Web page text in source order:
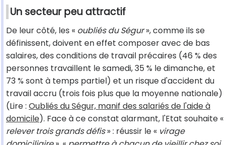
Un secteur peu attractif
De leur côté, les « oubliés du Ségur», comme ils se
définissent, doivent en effet composer avec de bas
salaires, des conditions de travail précaires (46 % des
personnes travaillent le samedi, 35 % le dimanche, et
73 % sont à temps partiel) et un risque d'accident du
travail accru (trois fois plus que la moyenne nationale)
(Lire : Oubliés du Ségur, manif des salariés de l'aide à
domicile). Face à ce constat alarmant, l'Etat souhaite «
relever trois grands défis» : réussir le « virage